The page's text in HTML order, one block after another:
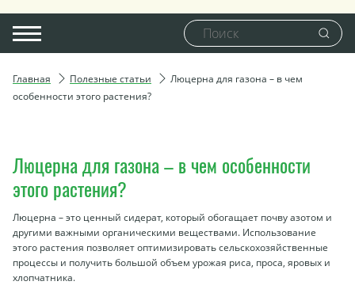
Главная Полезные статьи
Люцерна для газона – в чем
особенности этого растения?
Люцерна для газона – в чем особенности
этого растения?
Люцерна – это ценный сидерат, который обогащает почву азотом и
другими важными органическими веществами. Использование
этого растения позволяет оптимизировать сельскохозяйственные
процессы и получить большой объем урожая риса, проса, яровых и
хлопчатника.